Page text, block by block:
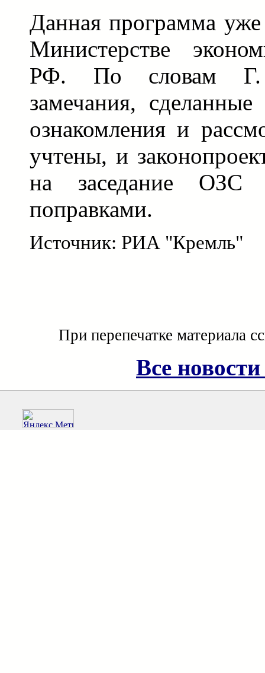
Данная программа уже
Министерстве
РФ. По словам Г.
замечания,
ознакомления и
учтены, и
на заседание ОЗС
поправками.
Источник: РИА "Кремль"
При перепечатке материала
Все